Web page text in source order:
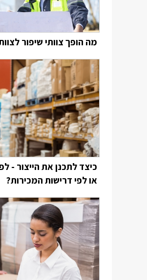
מה הופך צוותי שיפור
כיצד לתכנן את הייצור -
או לפי דרישות המכירות?